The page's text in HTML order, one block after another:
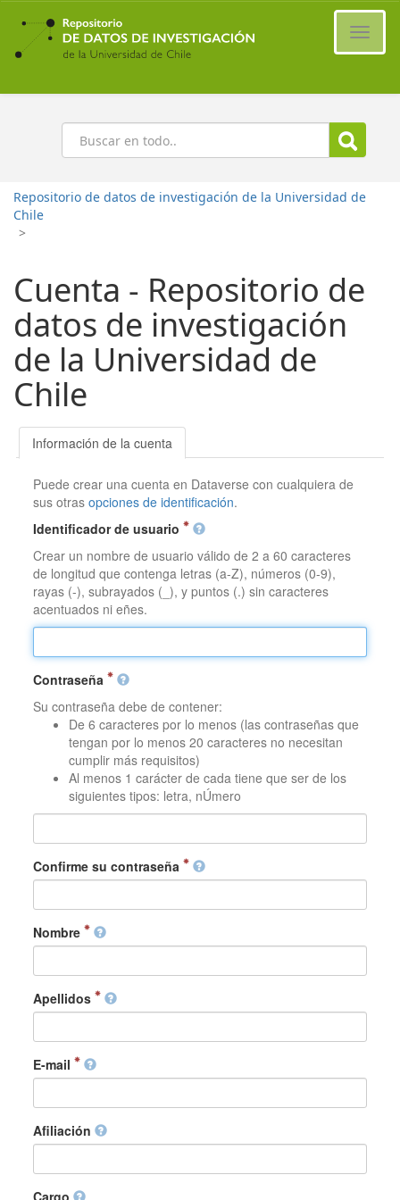
Ir
contenido
principal
Buscar
Repositorio de datos de investigación de la Universidad de
Chile
>
Cuenta - Repositorio de
datos de investigación
de la Universidad de
Chile
Información de la cuenta
Puede crear una cuenta en Dataverse con cualquiera de
sus otrasopciones de identificación.
Identificador de usuario
Crear un nombre de usuario válido de 2 a 60 caracteres
de longitud que contenga letras (a-Z), números (0-9),
rayas (-), subrayados (_), y puntos (.) sin caracteres
acentuados ni eñes.
Contraseña
Su contraseña debe de contener:
De 6 caracteres por lo menos (las contraseñas que
tengan por lo menos 20 caracteres no necesitan
cumplir más requisitos)
Al menos 1 carácter de cada tiene que ser de los
siguientes tipos: letra, nÚmero
Confirme su contraseña
Nombre
Apellidos
E-mail
Afiliación
Cargo